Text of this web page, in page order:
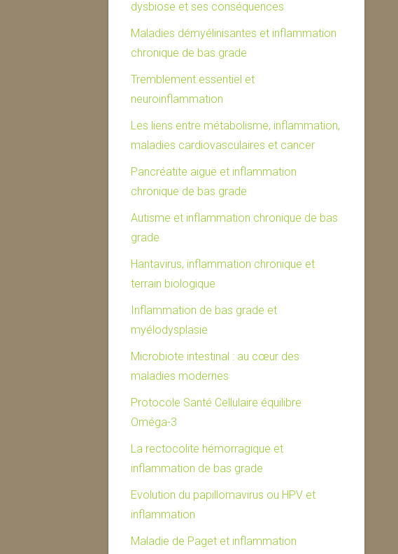
dysbiose et ses conséquences
Maladies démyélinisantes et inflammation
chronique de bas grade
Tremblement essentiel et
neuroinflammation
Les liens entre métabolisme, inflammation,
maladies cardiovasculaires et cancer
Pancréatite aiguë et inflammation
chronique de bas grade
Autisme et inflammation chronique de bas
grade
Hantavirus, inflammation chronique et
terrain biologique
Inflammation de bas grade et
myélodysplasie
Microbiote intestinal : au cœur des
maladies modernes
Protocole Santé Cellulaire équilibre
Oméga-3
La rectocolite hémorragique et
inflammation de bas grade
Evolution du papillomavirus ou HPV et
inflammation
Maladie de Paget et inflammation